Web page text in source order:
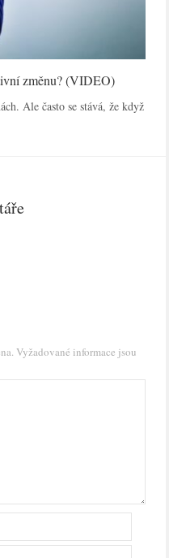
změnu? (VIDEO)
Ale často se stává, že když
Vyžadované informace jsou